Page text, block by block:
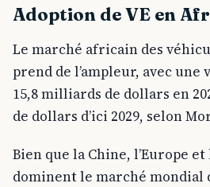
Adoption de VE en
Le marché africain des
prend de l’ampleur, avec une
15,8 milliards de dollars en
de dollars d’ici 2029, selon
Bien que la Chine, l’Europe
dominent le marché mondial